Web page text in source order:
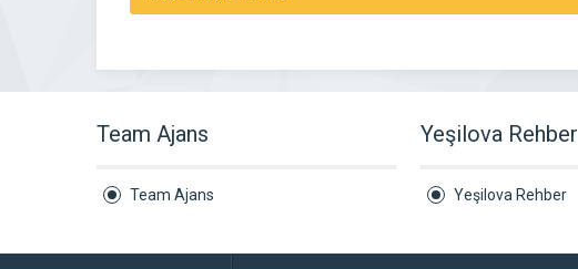
Team Ajans
Team Ajans
Yeşilova Rehber
Yeşilova Rehber